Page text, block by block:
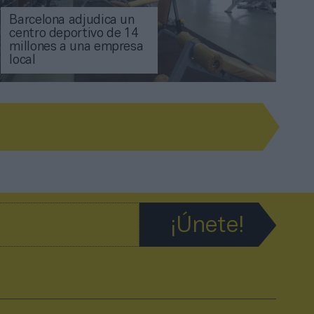
Barcelona adjudica un
centro deportivo de 14
millones a una empresa
local